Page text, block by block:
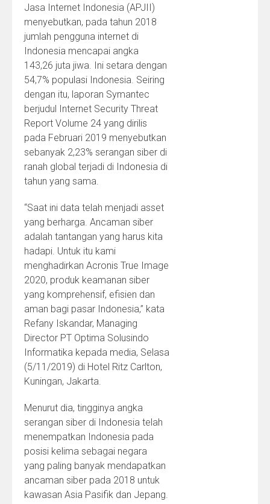
Jasa Internet Indonesia (APJII)
menyebutkan, pada tahun 2018
jumlah pengguna internet di
Indonesia mencapai angka
143,26 juta jiwa. Ini setara dengan
54,7% populasi Indonesia. Seiring
dengan itu, laporan Symantec
berjudul Internet Security Threat
Report Volume 24 yang dirilis
pada Februari 2019 menyebutkan
sebanyak 2,23% serangan siber di
ranah global terjadi di Indonesia di
tahun yang sama.
“Saat ini data telah menjadi asset
yang berharga. Ancaman siber
adalah tantangan yang harus kita
hadapi. Untuk itu kami
menghadirkan Acronis True Image
2020, produk keamanan siber
yang komprehensif, efisien dan
aman bagi pasar Indonesia,” kata
Refany Iskandar, Managing
Director PT Optima Solusindo
Informatika kepada media, Selasa
(5/11/2019) di Hotel Ritz Carlton,
Kuningan, Jakarta.
Menurut dia, tingginya angka
serangan siber di Indonesia telah
menempatkan Indonesia pada
posisi kelima sebagai negara
yang paling banyak mendapatkan
ancaman siber pada 2018 untuk
kawasan Asia Pasifik dan Jepang.